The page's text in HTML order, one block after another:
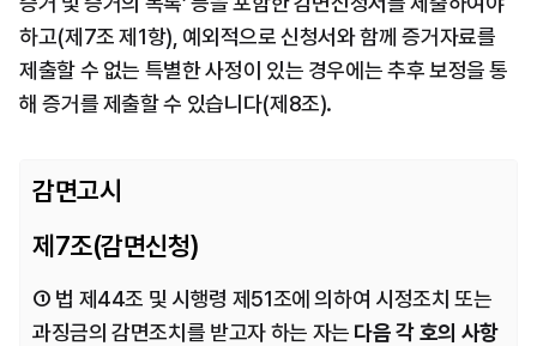
하고(제7조 제1항), 예외적으로 신청서와 함께 증거자료를
제출할 수 없는 특별한 사정이 있는 경우에는 추후 보정을 통
해 증거를 제출할 수 있습니다(제8조).
감면고시
제7조(감면신청)
① 법 제44조 및 시행령 제51조에 의하여 시정조치 또는
과징금의 감면조치를 받고자 하는 자는 다음 각 호의 사항